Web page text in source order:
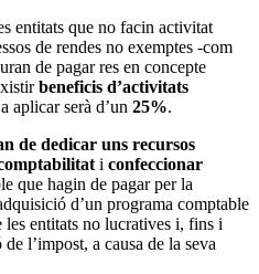
entitats que no facin activitat
de rendes no exemptes -com
de pagar res en concepte
beneficis d’activitats
aplicar serà d’un 25%.
de dedicar uns recursos
i confeccionar
que hagin de pagar per la
d’un programa comptable
entitats no lucratives i, fins i
l’impost, a causa de la seva